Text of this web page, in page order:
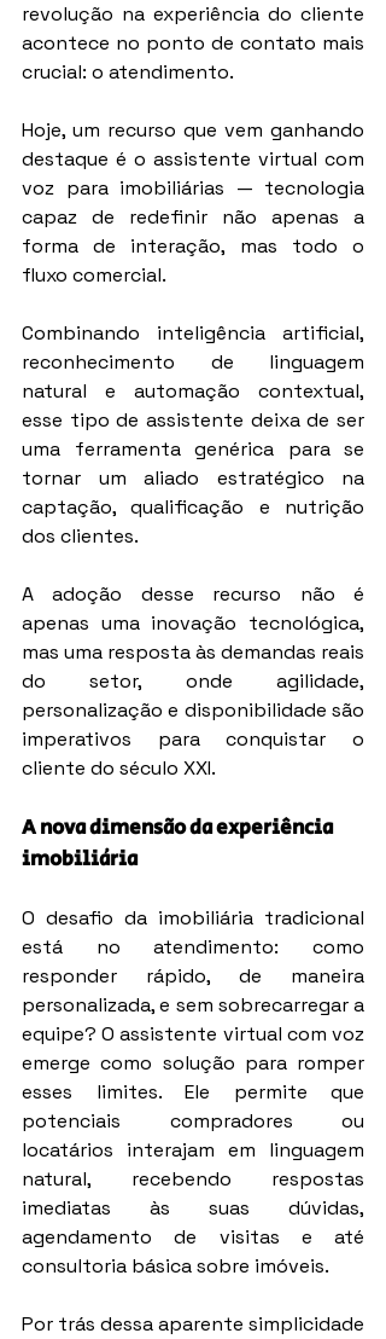
revolução na experiência do cliente
acontece no ponto de contato mais
crucial: o atendimento.
Hoje, um recurso que vem ganhando
destaque é o assistente virtual com
voz para imobiliárias — tecnologia
capaz de redefinir não apenas a
forma de interação, mas todo o
fluxo comercial.
Combinando inteligência artificial,
reconhecimento de linguagem
natural e automação contextual,
esse tipo de assistente deixa de ser
uma ferramenta genérica para se
tornar um aliado estratégico na
captação, qualificação e nutrição
dos clientes.
A adoção desse recurso não é
apenas uma inovação tecnológica,
mas uma resposta às demandas reais
do setor, onde agilidade,
personalização e disponibilidade são
imperativos para conquistar o
cliente do século XXI.
A nova dimensão da experiência
imobiliária
O desafio da imobiliária tradicional
está no atendimento: como
responder rápido, de maneira
personalizada, e sem sobrecarregar a
equipe? O assistente virtual com voz
emerge como solução para romper
esses limites. Ele permite que
potenciais compradores ou
locatários interajam em linguagem
natural, recebendo respostas
imediatas às suas dúvidas,
agendamento de visitas e até
consultoria básica sobre imóveis.
Por trás dessa aparente simplicidade